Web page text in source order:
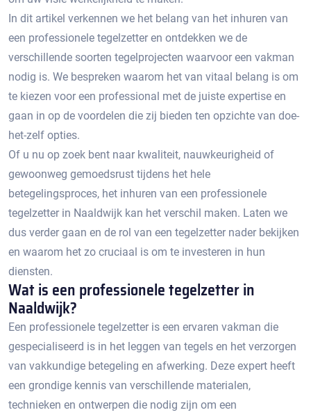
In dit artikel verkennen we het belang van het inhuren van
een professionele tegelzetter en ontdekken we de
verschillende soorten tegelprojecten waarvoor een vakman
nodig is.​ We bespreken waarom het van vitaal belang is om
te kiezen voor een professional met de juiste expertise en
gaan in op de voordelen die zij bieden ten opzichte van doe-
het-zelf opties.​
Of u nu op zoek bent naar kwaliteit, nauwkeurigheid of
gewoonweg gemoedsrust tijdens het hele
betegelingsproces, het inhuren van een professionele
tegelzetter in Naaldwijk kan het verschil maken.​ Laten we
dus verder gaan en de rol van een tegelzetter nader bekijken
en waarom het zo cruciaal is om te investeren in hun
diensten.​
Wat is een professionele tegelzetter in
Naaldwijk?​
Een professionele tegelzetter is een ervaren vakman die
gespecialiseerd is in het leggen van tegels en het verzorgen
van vakkundige betegeling en afwerking. Deze expert heeft
een grondige kennis van verschillende materialen,
technieken en ontwerpen die nodig zijn om een